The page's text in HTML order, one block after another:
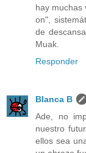
hay muchas
on",
de
Muak.
Responder
Blanca B
Ade, no
nuestro
ellos sea